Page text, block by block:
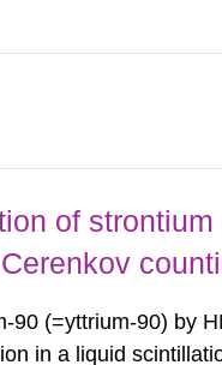
of
90 (=yttrium-90) by
in a liquid